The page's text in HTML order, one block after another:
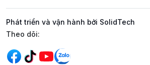
Phát triển và vận hành bởi SolidTech
Mạng xã hội
Theo dõi: